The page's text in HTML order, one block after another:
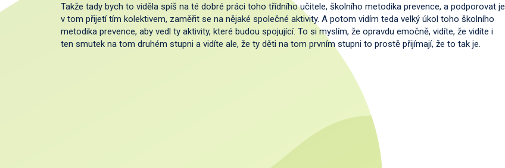
Takže tady bych to viděla spíš na té dobré práci toho třídního učitele, školního metodika prevence, a podporovat je
v tom přijetí tím kolektivem, zaměřit se na nějaké společné aktivity. A potom vidím teda velký úkol toho školního
metodika prevence, aby vedl ty aktivity, které budou spojující. To si myslím, že opravdu emočně, vidíte, že vidíte i
ten smutek na tom druhém stupni a vidíte ale, že ty děti na tom prvním stupni to prostě přijímají, že to tak je.